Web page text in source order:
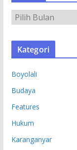
R
S
Kategori
Boyolali
Budaya
Features
Hukum
Karanganyar